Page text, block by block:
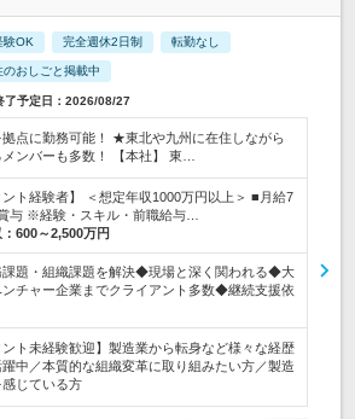
験OK 完全週休2日制 転勤なし
のおしごと掲載中
予定日：2026/08/27
点に勤務可能！ ★東北や九州に在住しながら
ンバーも多数！ 【本社】 東…
ント経験者】 ＜想定年収1000万円以上＞ ■月給7
与 ※経験・スキル・前職給与…
600～2,500万円
課題・組織課題を解決◆現場と深く関われる◆大
チャー企業までクライアント多数◆継続支援依
ント未経験歓迎】製造業から転身など様々な経歴
中／本質的な組織変革に取り組みたい方／製造
じている方